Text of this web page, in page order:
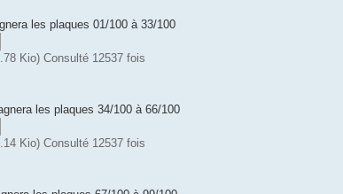
les plaques 01/100 à 33/100
Kio) Consulté 12537 fois
les plaques 34/100 à 66/100
Kio) Consulté 12537 fois